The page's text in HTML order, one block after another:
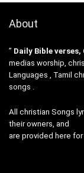
About
” Daily Bible
medias worship,
Languages , Tamil
songs .
All christian Songs
their owners, and
are provided here